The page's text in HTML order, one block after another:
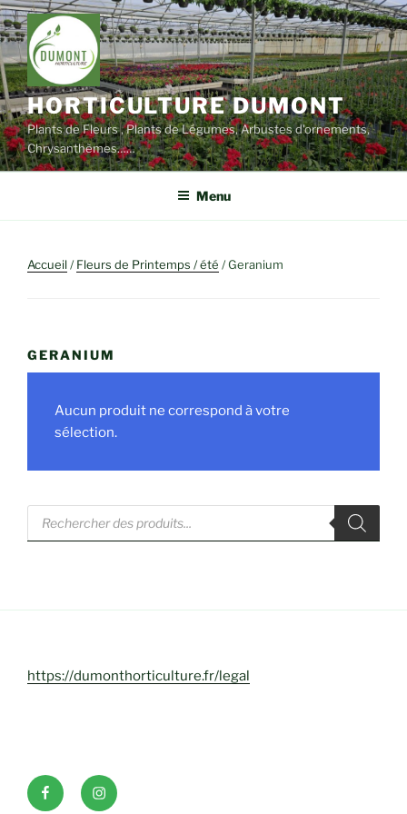
Aller
au
contenu
principal
HORTICULTURE DUMONT
Plants de Fleurs , Plants de Légumes, Arbustes d'ornements,
Chrysanthèmes……
Menu
Accueil/Fleurs de Printemps / été / Geranium
GERANIUM
Aucun produit ne correspond à votre
sélection.
Recherche
produits
https://dumonthorticulture.fr/legal
FacebookINSTAGRAM